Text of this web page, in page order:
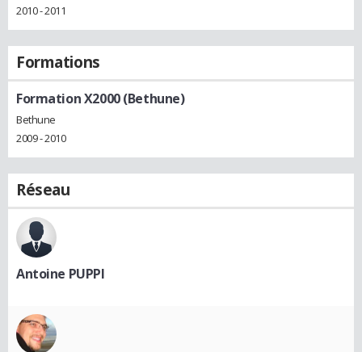
2010 - 2011
Formations
Formation X2000 (Bethune)
Bethune
2009 - 2010
Réseau
Antoine PUPPI